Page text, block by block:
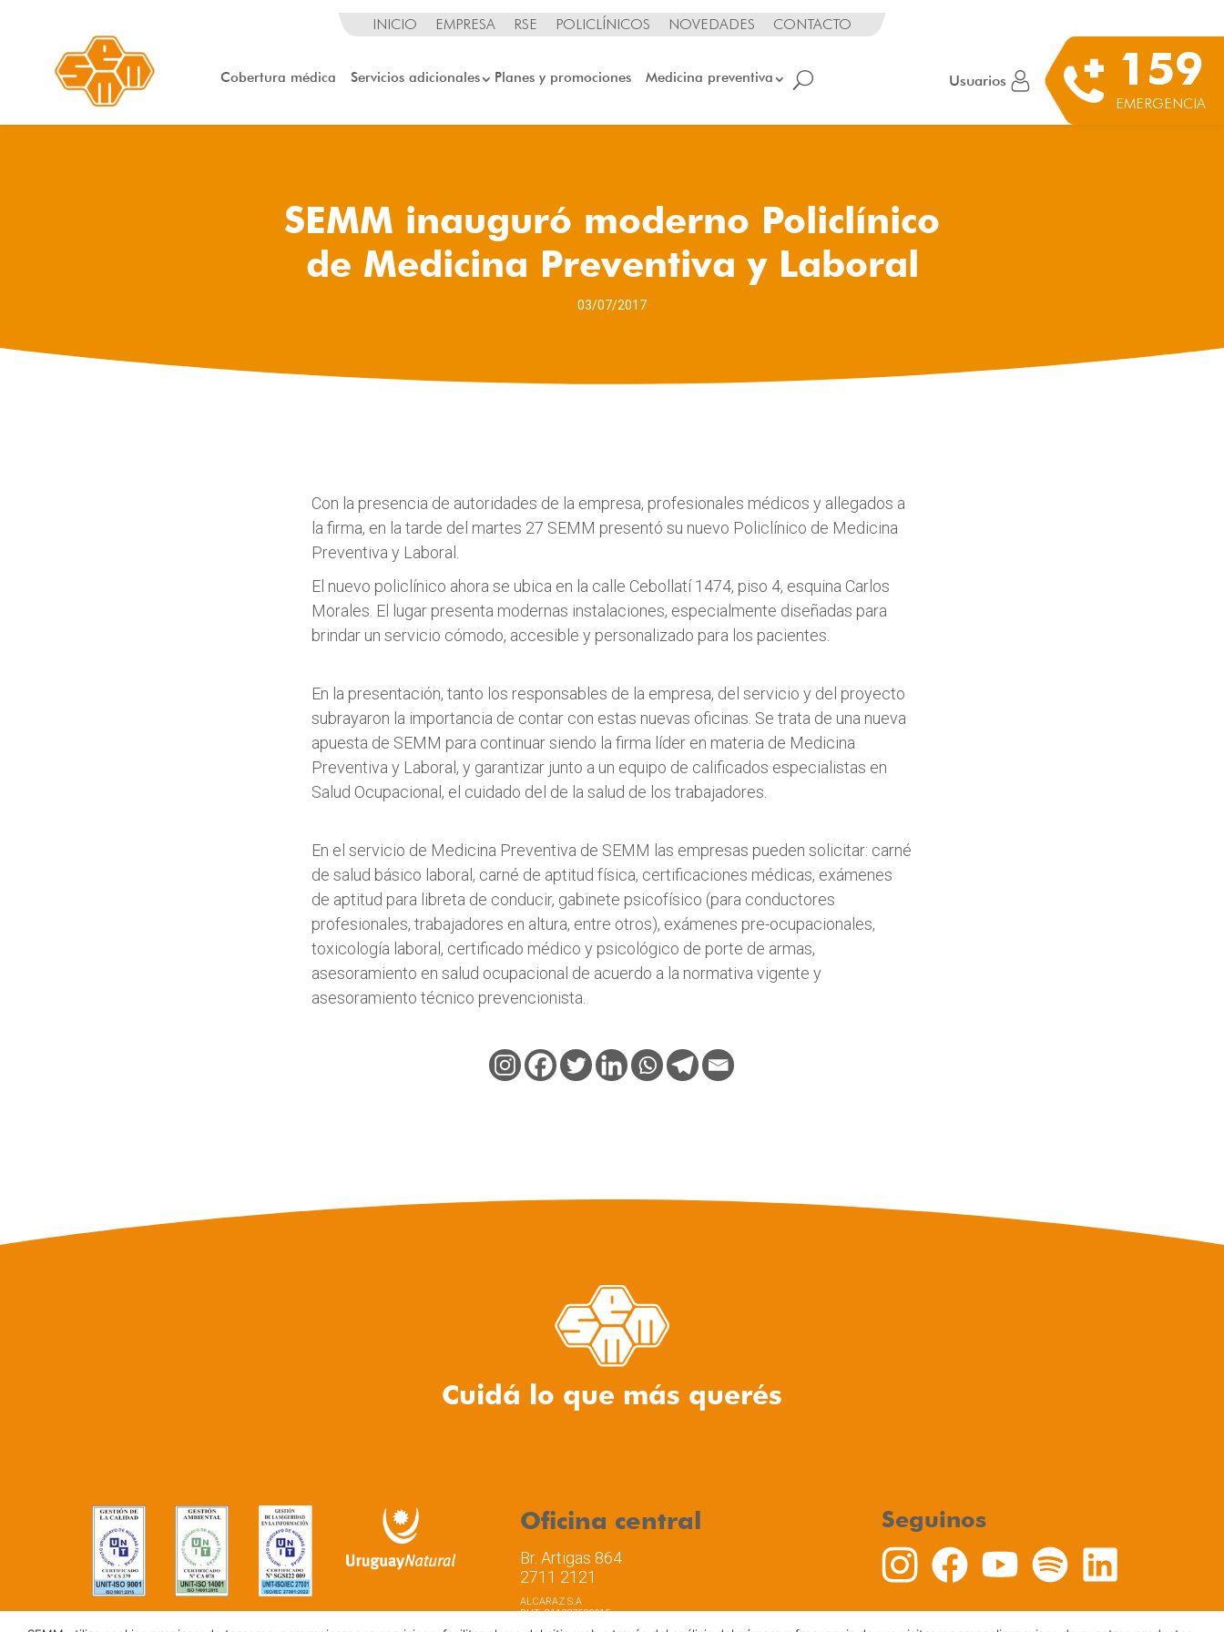
INICIO EMPRESA RSE POLICLÍNICOS NOVEDADES CONTACTO
Cobertura médica Servicios adicionales Planes y promociones Medicina preventiva Usuarios 159
EMERGENCIA
SEMM inauguró moderno Policlínico
de Medicina Preventiva y Laboral
03/07/2017
Con la presencia de autoridades de la empresa, profesionales médicos y allegados a
la firma, en la tarde del martes 27 SEMM presentó su nuevo Policlínico de Medicina
Preventiva y Laboral.
El nuevo policlínico ahora se ubica en la calle Cebollatí 1474, piso 4, esquina Carlos
Morales. El lugar presenta modernas instalaciones, especialmente diseñadas para
brindar un servicio cómodo, accesible y personalizado para los pacientes.
En la presentación, tanto los responsables de la empresa, del servicio y del proyecto
subrayaron la importancia de contar con estas nuevas oficinas. Se trata de una nueva
apuesta de SEMM para continuar siendo la firma líder en materia de Medicina
Preventiva y Laboral, y garantizar junto a un equipo de calificados especialistas en
Salud Ocupacional, el cuidado del de la salud de los trabajadores.
En el servicio de Medicina Preventiva de SEMM las empresas pueden solicitar: carné
de salud básico laboral, carné de aptitud física, certificaciones médicas, exámenes
de aptitud para libreta de conducir, gabinete psicofísico (para conductores
profesionales, trabajadores en altura, entre otros), exámenes pre-ocupacionales,
toxicología laboral, certificado médico y psicológico de porte de armas,
asesoramiento en salud ocupacional de acuerdo a la normativa vigente y
asesoramiento técnico prevencionista.
Cuidá lo que más querés
Oficina central
Br. Artigas 864
2711 2121
ALCARAZ S.A
RUT: 211337530015
Seguinos